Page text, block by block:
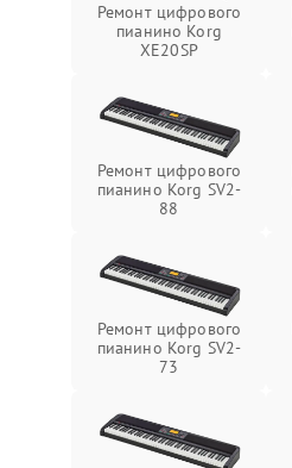
Ремонт цифрового
пианино Korg
XE20SP
Ремонт цифрового
пианино Korg SV2-
88
Ремонт цифрового
пианино Korg SV2-
73